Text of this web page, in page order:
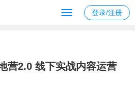
登录/注册
营2.0 线下实战内容运营